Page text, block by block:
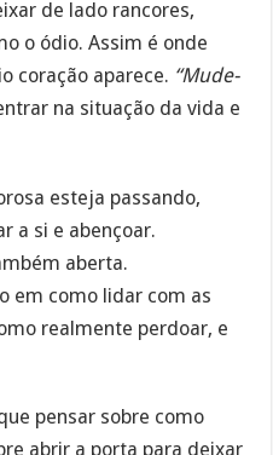
de lado rancores,
o ódio. Assim é onde
coração aparece. “Mude-
na situação da vida e
esteja passando,
a si e abençoar.
aberta.
em como lidar com as
realmente perdoar, e
pensar sobre como
abrir a porta para deixar